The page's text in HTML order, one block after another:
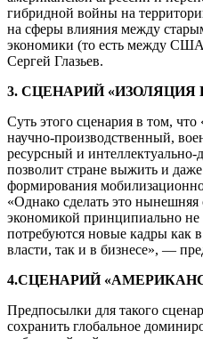
гибридной войны на
на сферы влияния между
экономики (то есть между
Сергей Глазьев.
3. СЦЕНАРИЙ
Суть этого сценария в том,
научно-производственный,
ресурсный и
позволит стране выжить и даже
формирования
«Однако сделать это нынешняя
экономикой принципиально не
потребуются новые кадры как
власти, так и в бизнесе», —
4.СЦЕНАРИЙ
Предпосылки для такого
сохранить глобальное